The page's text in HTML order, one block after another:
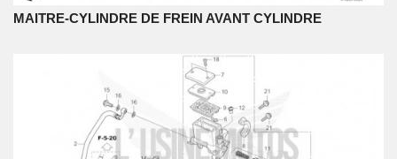
MAITRE-CYLINDRE DE FREIN AVANT CYLINDRE